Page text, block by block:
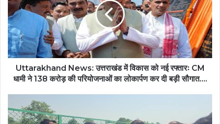
में
विकास
को
नई
रफ्तारः
CM
धामी
की
परियोजनाओं
Uttarakhand News: उत्तराखंड में विकास को नई रफ्तारः CM
धामी ने 138 करोड़ की परियोजनाओं का लोकार्पण कर दी बड़ी सौगात….
Uttarakhand
News:
CM